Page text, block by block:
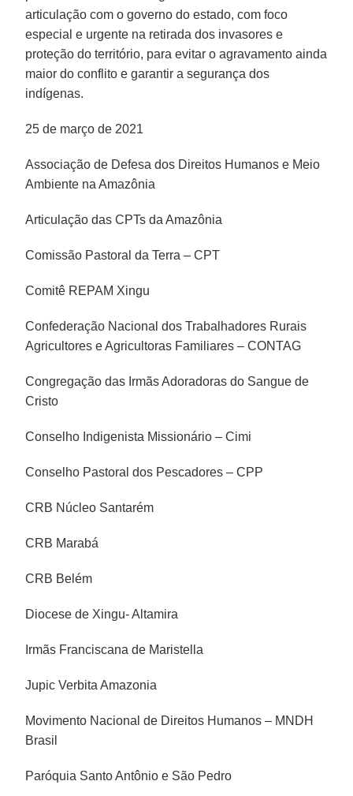
articulação com o governo do estado, com foco
especial e urgente na retirada dos invasores e
proteção do território, para evitar o agravamento ainda
maior do conflito e garantir a segurança dos
indígenas.
25 de março de 2021
Associação de Defesa dos Direitos Humanos e Meio
Ambiente na Amazônia
Articulação das CPTs da Amazônia
Comissão Pastoral da Terra – CPT
Comitê REPAM Xingu
Confederação Nacional dos Trabalhadores Rurais
Agricultores e Agricultoras Familiares – CONTAG
Congregação das Irmãs Adoradoras do Sangue de
Cristo
Conselho Indigenista Missionário – Cimi
Conselho Pastoral dos Pescadores – CPP
CRB Núcleo Santarém
CRB Marabá
CRB Belém
Diocese de Xingu- Altamira
Irmãs Franciscana de Maristella
Jupic Verbita Amazonia
Movimento Nacional de Direitos Humanos – MNDH
Brasil
Paróquia Santo Antônio e São Pedro